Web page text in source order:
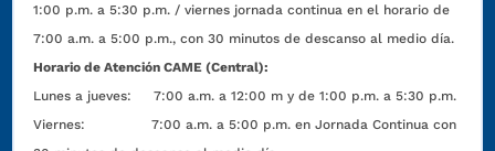
1:00 p.m. a 5:30 p.m. / viernes jornada continua en el horario de
7:00 a.m. a 5:00 p.m., con 30 minutos de descanso al medio día.
Horario de Atención CAME (Central):
Lunes a jueves: 7:00 a.m. a 12:00 m y de 1:00 p.m. a 5:30 p.m.
Viernes: 7:00 a.m. a 5:00 p.m. en Jornada Continua con